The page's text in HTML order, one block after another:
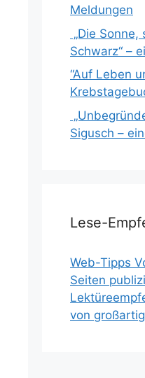
Meldungen
„Die
Schwarz“ –
“Auf Leben
Sigusch –
Lese-
Web-Tipps
Seiten
von